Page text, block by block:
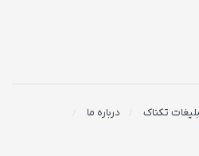
تکناک
درباره ما